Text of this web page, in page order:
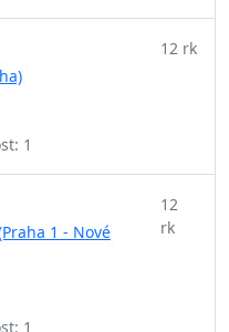
12 rk
1
1 - Nové
12
rk
1